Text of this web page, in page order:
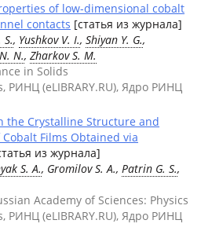
of low-dimensional cobalt
contacts [статья из журнала]
, Yushkov V. I., Shiyan Y. G.,
N., Zharkov S. M.
in Solids
РИНЦ (eLIBRARY.RU), Ядро РИНЦ
the Crystalline Structure and
Films Obtained via
из журнала]
S. A., Gromilov S. A., Patrin G. S.,
Academy of Sciences: Physics
РИНЦ (eLIBRARY.RU), Ядро РИНЦ